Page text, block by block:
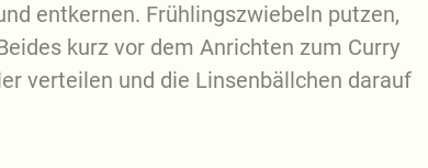
entkernen. Frühlingszwiebeln putzen,
kurz vor dem Anrichten zum Curry
verteilen und die Linsenbällchen darauf